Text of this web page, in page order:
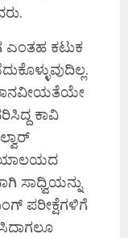
ಎಂತಹ ಕಟುಕ
ಕಾವಿ
ಸಾಧ್ವಿಯನ್ನು
ಪರೀಕ್ಷೆಗಳಿಗೆ